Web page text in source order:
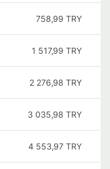
758,99 TRY
1 517,99 TRY
2 276,98 TRY
3 035,98 TRY
4 553,97 TRY